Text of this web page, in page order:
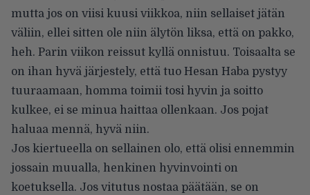
mutta jos on viisi kuusi viikkoa, niin sellaiset jätän
väliin, ellei sitten ole niin älytön liksa, että on pakko,
heh. Parin viikon reissut kyllä onnistuu. Toisaalta se
on ihan hyvä järjestely, että tuo Hesan Haba pystyy
tuuraamaan, homma toimii tosi hyvin ja soitto
kulkee, ei se minua haittaa ollenkaan. Jos pojat
haluaa mennä, hyvä niin.
Jos kiertueella on sellainen olo, että olisi ennemmin
jossain muualla, henkinen hyvinvointi on
koetuksella. Jos vitutus nostaa päätään, se on